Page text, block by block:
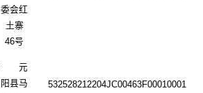
委会红
土寨
46号
元
阳县马
532528212204JC00463F00010001